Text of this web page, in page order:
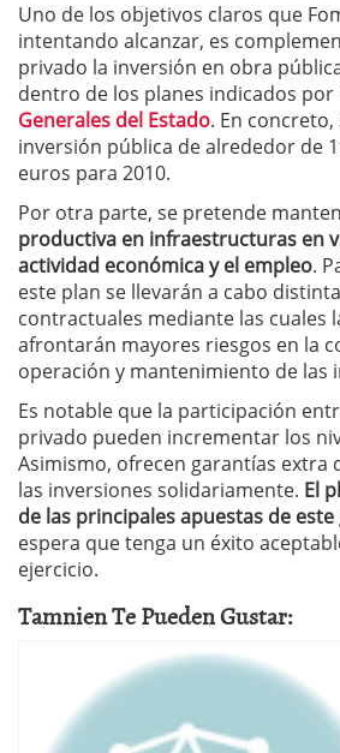
Uno de los objetivos claros que
intentando alcanzar, es
privado la inversión en obra
dentro de los planes indicados por
Generales del Estado. En
inversión pública de alrededor de
euros para 2010.
Por otra parte, se pretende
productiva en infraestructuras en
actividad económica y el empleo.
este plan se llevarán a cabo
contractuales mediante las cuales
afrontarán mayores riesgos en la
operación y mantenimiento de las
Es notable que la participación
privado pueden incrementar los
Asimismo, ofrecen garantías extra
las inversiones solidariamente. El
de las principales apuestas de
espera que tenga un éxito
ejercicio.
Tamnien Te Pueden Gustar: